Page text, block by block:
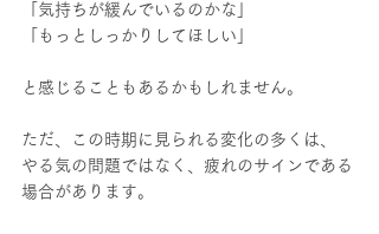
「気持ちが緩んでいるのかな」
「もっとしっかりしてほしい」
と感じることもあるかもしれません。
ただ、この時期に見られる変化の多くは、
やる気の問題ではなく、疲れのサインである
場合があります。